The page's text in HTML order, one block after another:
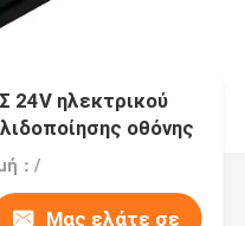
24V ηλεκτρικού
οθόνης
：/
Μας ελάτε σε